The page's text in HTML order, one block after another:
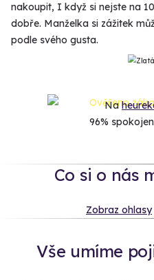
nakoupit, I když si nejste na
dobře. Manželka si zážitek
podle svého gusta.
Na
96%
Co si o nás
Zobraz ohlasy
Vše umíme